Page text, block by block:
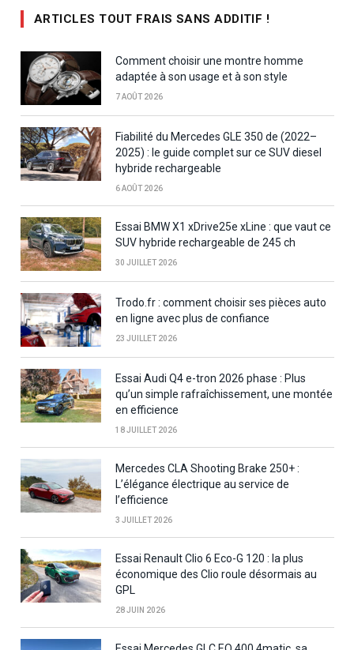
ARTICLES TOUT FRAIS SANS ADDITIF !
Comment choisir une montre homme
adaptée à son usage et à son style
7 AOÛT 2026
Fiabilité du Mercedes GLE 350 de (2022–
2025) : le guide complet sur ce SUV diesel
hybride rechargeable
6 AOÛT 2026
Essai BMW X1 xDrive25e xLine : que vaut ce
SUV hybride rechargeable de 245 ch
30 JUILLET 2026
Trodo.fr : comment choisir ses pièces auto
en ligne avec plus de confiance
23 JUILLET 2026
Essai Audi Q4 e-tron 2026 phase : Plus
qu’un simple rafraîchissement, une montée
en efficience
18 JUILLET 2026
Mercedes CLA Shooting Brake 250+ :
L’élégance électrique au service de
l’efficience
3 JUILLET 2026
Essai Renault Clio 6 Eco-G 120 : la plus
économique des Clio roule désormais au
GPL
28 JUIN 2026